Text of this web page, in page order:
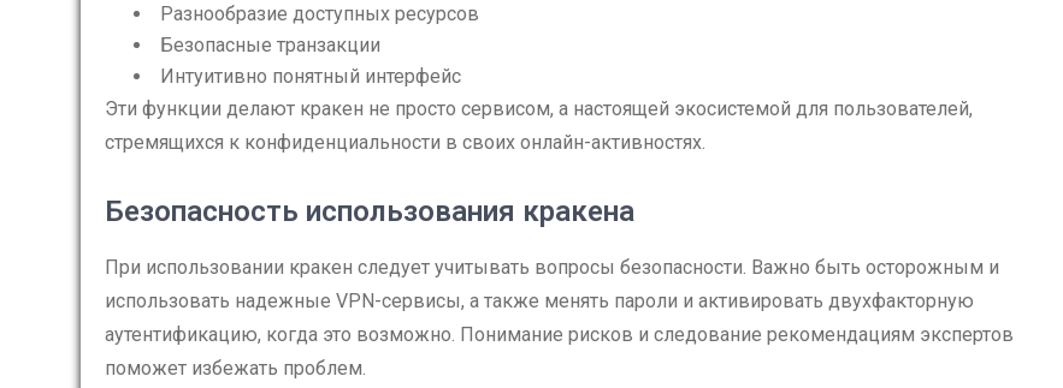
Разнообразие доступных ресурсов
Безопасные транзакции
Интуитивно понятный интерфейс
Эти функции делают кракен не просто сервисом, а настоящей экосистемой для пользователей,
стремящихся к конфиденциальности в своих онлайн-активностях.
Безопасность использования кракена
При использовании кракен следует учитывать вопросы безопасности. Важно быть осторожным и
использовать надежные VPN-сервисы, а также менять пароли и активировать двухфакторную
аутентификацию, когда это возможно. Понимание рисков и следование рекомендациям экспертов
поможет избежать проблем.